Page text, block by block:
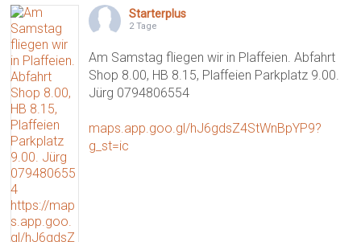
Starterplus
2 Tage
Am Samstag fliegen wir in Plaffeien. Abfahrt
Shop 8.00, HB 8.15, Plaffeien Parkplatz 9.00.
Jürg 0794806554
maps.app.goo.gl/hJ6gdsZ4StWnBpYP9?
g_st=ic